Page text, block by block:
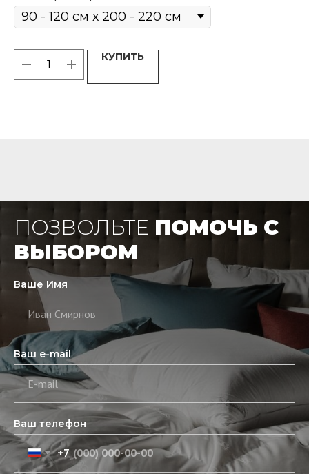
Fischbacher или HEFEL
КУПИТЬ
ПОЗВОЛЬТЕ ПОМОЧЬ С
ВЫБОРОМ
Ваше Имя
Иван Смирнов
Ваш e-mail
E-mail
Ваш телефон
+7